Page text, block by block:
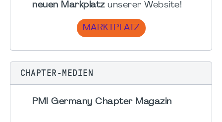
neuen Markplatzunserer Website!
MARKTPLATZ
CHAPTER-MEDIEN
PMI Germany Chapter Magazin